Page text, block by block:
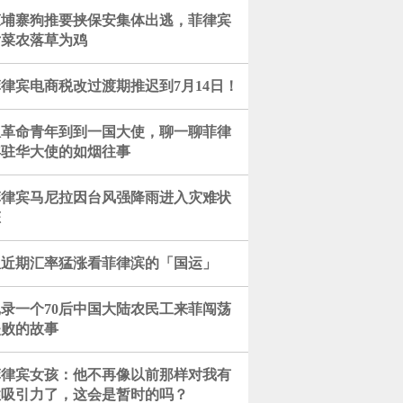
寨狗推要挟保安集体出逃，菲律宾
农落草为鸡
宾电商税改过渡期推迟到7月14日！
命青年到到一国大使，聊一聊菲律
华大使的如烟往事
宾马尼拉因台风强降雨进入灾难状
期汇率猛涨看菲律滨的「国运」
一个70后中国大陆农民工来菲闯荡
的故事
宾女孩：他不再像以前那样对我有
引力了，这会是暂时的吗？